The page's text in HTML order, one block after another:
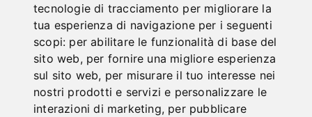
tecnologie di tracciamento per migliorare la
tua esperienza di navigazione per i seguenti
scopi: per abilitare le funzionalità di base del
sito web, per fornire una migliore esperienza
sul sito web, per misurare il tuo interesse nei
nostri prodotti e servizi e personalizzare le
interazioni di marketing, per pubblicare
MORSA MACCHINA AD ALTA PRESSIONE CON
TAVOLA ROTANTE PHV 160
Art. No. : 28-2121
1.668,00 €
incl. 20% VAT
In Stock